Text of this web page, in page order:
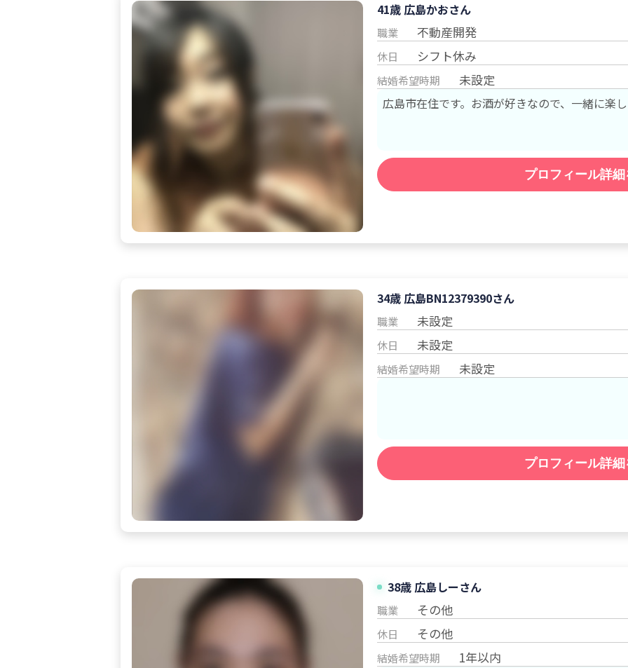
41歳 広島かおさん
職業 不動産開発
休日 シフト休み
結婚希望時期 未設定
広島市在住です。お酒が好きなので、一緒に楽
プロフィール詳
34歳 広島BN12379390さん
職業 未設定
休日 未設定
結婚希望時期 未設定
プロフィール詳
38歳 広島しーさん
職業 その他
休日 その他
結婚希望時期 1年以内